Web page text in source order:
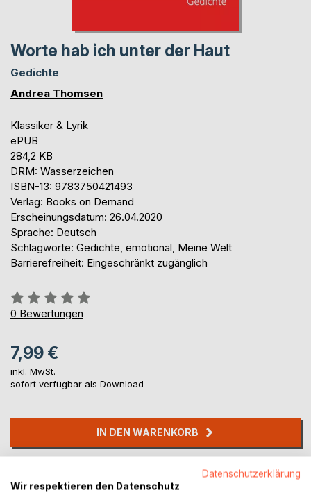
Worte hab ich unter der Haut
Gedichte
Andrea Thomsen
Klassiker & Lyrik
ePUB
284,2 KB
DRM: Wasserzeichen
ISBN-13: 9783750421493
Verlag: Books on Demand
Erscheinungsdatum: 26.04.2020
Sprache: Deutsch
Schlagworte: Gedichte, emotional, Meine Welt
Barrierefreiheit: Eingeschränkt zugänglich
Bewertung::
0%
0 Bewertungen
7,99 €
inkl. MwSt.
sofort verfügbar als Download
IN DEN WARENKORB
Titel bewerten
Datenschutzerklärung
Wir respektieren den Datenschutz